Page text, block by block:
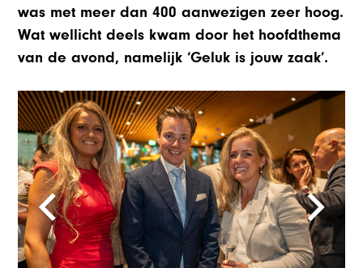
was met meer dan 400 aanwezigen zeer hoog.
Wat wellicht deels kwam door het hoofdthema
van de avond, namelijk ‘Geluk is jouw zaak’.